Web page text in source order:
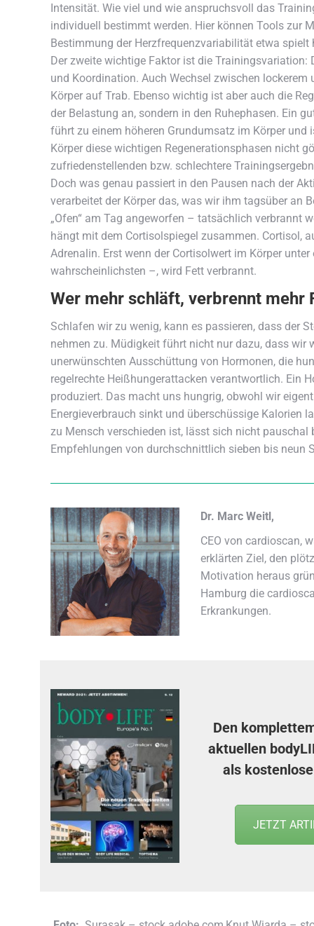
Intensität. Wie viel und wie anspruchsvoll das
individuell bestimmt werden. Hier können Tools zur
Bestimmung der Herzfrequenzvariabilität etwa spielt
Der zweite wichtige Faktor ist die Trainingsvariation:
und Koordination. Auch Wechsel zwischen
Körper auf Trab. Ebenso wichtig ist aber auch die
der Belastung an, sondern in den Ruhephasen. Ein
führt zu einem höheren Grundumsatz im Körper
Körper diese wichtigen Regenerationsphasen nicht
zufriedenstellenden bzw. schlechtere
Doch was genau passiert in den Pausen nach der
verarbeitet der Körper das, was wir ihm tagsüber an
„Ofen“ am Tag angeworfen – tatsächlich verbrannt
hängt mit dem Cortisolspiegel zusammen. Cortisol,
Adrenalin. Erst wenn der Cortisolwert im Körper
wahrscheinlichsten –, wird Fett verbrannt.
Wer mehr schläft, verbrennt mehr
Schlafen wir zu wenig, kann es passieren, dass der
nehmen zu. Müdigkeit führt nicht nur dazu, dass wir
unerwünschten Ausschüttung von Hormonen, die
regelrechte Heißhungerattacken verantwortlich. Ein
produziert. Das macht uns hungrig, obwohl wir
Energieverbrauch sinkt und überschüssige Kalorien
zu Mensch verschieden ist, lässt sich nicht
Empfehlungen von durchschnittlich sieben bis neun
Dr. Marc Weitl,
CEO von cardioscan,
erklärten Ziel, den
Motivation heraus
Hamburg die
Erkrankungen.
Den
aktuellen
als
JETZT